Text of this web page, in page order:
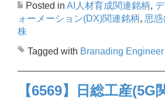
Posted in AI人材育成関連銘柄,
ォーメーション(DX)関連銘柄, 思
株
Tagged with Branading Engineer
【6569】日総工産(5G